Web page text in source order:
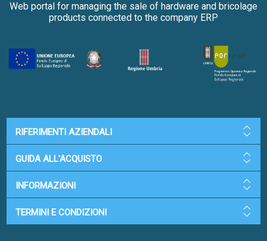
Web portal for managing the sale of hardware and bricolage
products connected to the company ERP
RIFERIMENTI AZIENDALI
GUIDA ALL'ACQUISTO
INFORMAZIONI
TERMINI E CONDIZIONI